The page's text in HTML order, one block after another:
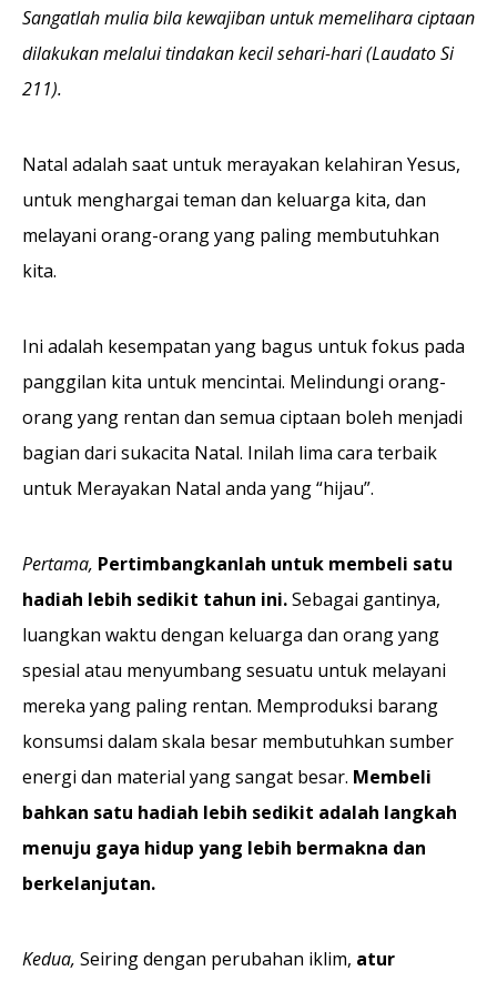
Sangatlah mulia bila kewajiban untuk memelihara ciptaan
dilakukan melalui tindakan kecil sehari-hari (Laudato Si
211).
Natal adalah saat untuk merayakan kelahiran Yesus,
untuk menghargai teman dan keluarga kita, dan
melayani orang-orang yang paling membutuhkan
kita.
Ini adalah kesempatan yang bagus untuk fokus pada
panggilan kita untuk mencintai. Melindungi orang-
orang yang rentan dan semua ciptaan boleh menjadi
bagian dari sukacita Natal. Inilah lima cara terbaik
untuk Merayakan Natal anda yang “hijau”.
Pertama, Pertimbangkanlah untuk membeli satu
hadiah lebih sedikit tahun ini.Sebagai gantinya,
luangkan waktu dengan keluarga dan orang yang
spesial atau menyumbang sesuatu untuk melayani
mereka yang paling rentan. Memproduksi barang
konsumsi dalam skala besar membutuhkan sumber
energi dan material yang sangat besar. Membeli
bahkan satu hadiah lebih sedikit adalah langkah
menuju gaya hidup yang lebih bermakna dan
berkelanjutan.
Kedua, Seiring dengan perubahan iklim, atur